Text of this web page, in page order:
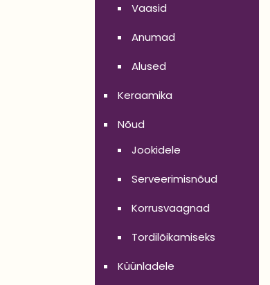
Vaasid
Anumad
Alused
Keraamika
Nõud
Jookidele
Serveerimisnõud
Korrusvaagnad
Tordilõikamiseks
Küünladele